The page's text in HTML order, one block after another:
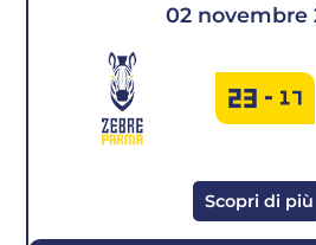
02 novembre
23 - 17
Scopri di più